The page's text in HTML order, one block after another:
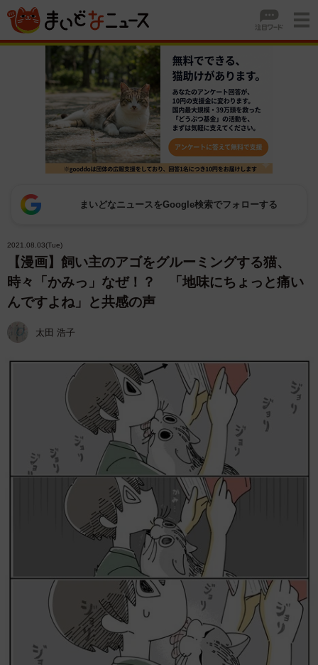
まいどなニュースをGoogle検索でフォローする
2021.08.03(Tue)
【漫画】飼い主のアゴをグルーミングする猫、
時々「かみっ」なぜ！？ 「地味にちょっと痛い
んですよね」と共感の声
太田 浩子